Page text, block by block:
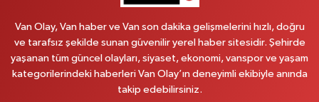
Van Olay, Van haber ve Van son dakika gelişmelerini hızlı, doğru
ve tarafsız şekilde sunan güvenilir yerel haber sitesidir. Şehirde
yaşanan tüm güncel olayları, siyaset, ekonomi, vanspor ve yaşam
kategorilerindeki haberleri Van Olay’ın deneyimli ekibiyle anında
takip edebilirsiniz.